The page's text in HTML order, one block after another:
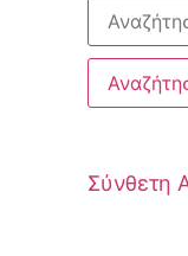
Σύνθετη